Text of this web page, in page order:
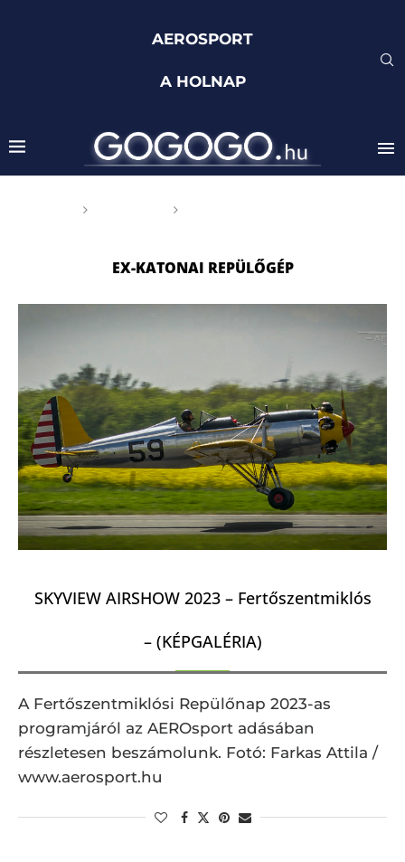
AEROSPORT
A HOLNAP
EX-KATONAI REPÜLŐGÉP
SKYVIEW AIRSHOW 2023 – Fertőszentmiklós
– (KÉPGALÉRIA)
A Fertőszentmiklósi Repülőnap 2023-as
programjáról az AEROsport adásában
részletesen beszámolunk. Fotó: Farkas Attila /
www.aerosport.hu